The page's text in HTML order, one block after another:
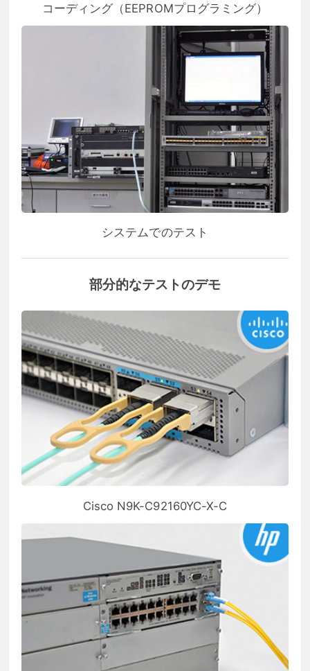
コーディング（EEPROMプログラミング）
システムでのテスト
部分的なテストのデモ
Cisco N9K-C92160YC-X-C